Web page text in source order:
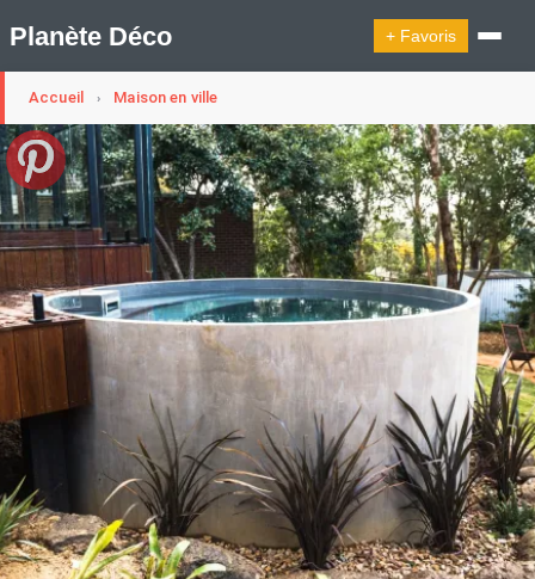
Planète Déco + Favoris
🛍︎ Shop Planète Déco ℹ︎ À propos
Appartement Design Cabanes
Decoration Noël
Design Suédois En Quelques Photos
Idées Déco En 10 Photos
La Semaine Décoration Et Design
Maison En Ville
Méli-Mélo Suédois
Tendance
Interieurs Scandinaves
La Décoration Selon Votre Signe Astrologique
Les Trouvailles Déco Du Jour
Loft
Maison Appartement Écologique
Maison Container/container House
Maison D'hôtes
Maison Et Appartement Vintage
On Décode La Déco
Petite Surface
Piscine Question De Style
Renovation
Accueil › Maison en ville